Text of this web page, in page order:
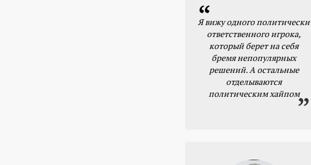
Я вижу одного политически
ответственного игрока,
который берет на себя
бремя непопулярных
решений. А остальные
отделываются
политическим хайпом